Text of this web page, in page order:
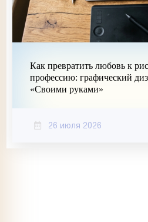
Как превратить любовь к
профессию: графический
«Своими руками»
26 июля 2026